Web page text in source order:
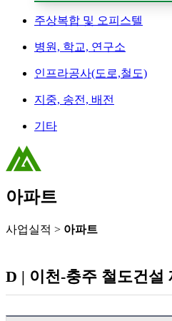
주상복합 및 오피스텔
병원, 학교, 연구소
인프라공사(도로,철도)
지중, 송전, 배전
기타
아파트
사업실적 > 아파트
D | 이천-충주 철도건설